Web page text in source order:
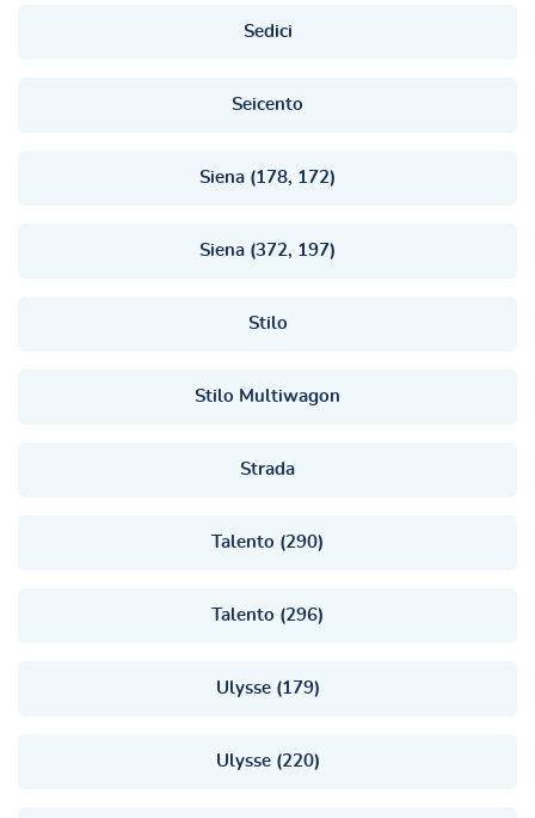
Sedici
Seicento
Siena (178, 172)
Siena (372, 197)
Stilo
Stilo Multiwagon
Strada
Talento (290)
Talento (296)
Ulysse (179)
Ulysse (220)